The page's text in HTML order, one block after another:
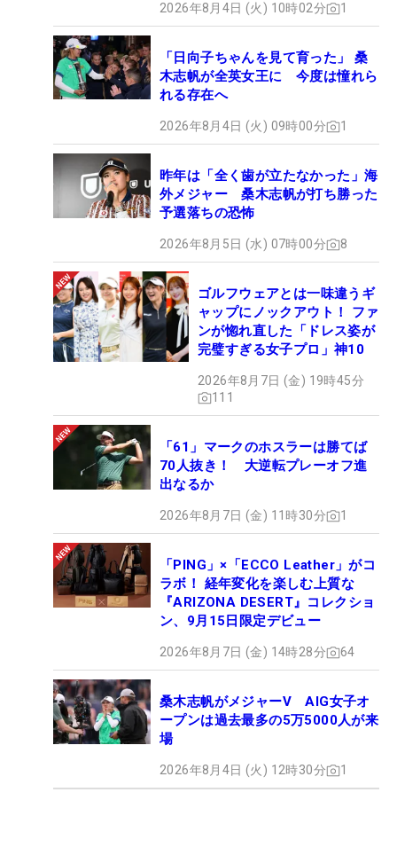
カップを誇らしげに抱え、コースをあとにするロー
ズの表情は驚きと満足感、そして達成感であふれて
いた。（文・高桑均）
2026年8月4日 (火) 10時02分 1
「日向子ちゃんを見て育った」 桑
木志帆が全英女王に 今度は憧れら
れる存在へ
2026年8月4日 (火) 09時00分 1
昨年は「全く歯が立たなかった」海
外メジャー 桑木志帆が打ち勝った
予選落ちの恐怖
2026年8月5日 (水) 07時00分 8
ゴルフウェアとは一味違うギ
ャップにノックアウト！ ファ
ンが惚れ直した「ドレス姿が
完璧すぎる女子プロ」神10
2026年8月7日 (金) 19時45分
111
「61」マークのホスラーは勝てば
70人抜き！ 大逆転プレーオフ進
出なるか
2026年8月7日 (金) 11時30分 1
「PING」×「ECCO Leather」がコ
ラボ！ 経年変化を楽しむ上質な
『ARIZONA DESERT』コレクショ
ン、9月15日限定デビュー
2026年8月7日 (金) 14時28分 64
桑木志帆がメジャーV AIG女子オ
ープンは過去最多の5万5000人が来
場
2026年8月4日 (火) 12時30分 1